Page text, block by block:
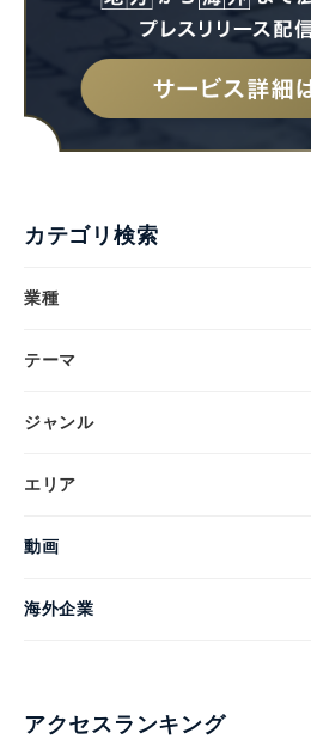
カテゴリ検索
業種
テーマ
ジャンル
エリア
動画
海外企業
アクセスランキング